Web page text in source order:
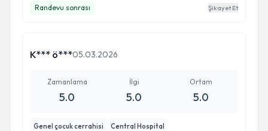
Randevu sonrası Şikayet Et
K*** ö***05.03.2026
Zamanlama
5.0
İlgi
5.0
Ortam
5.0
Genel çocuk cerrahisi Central Hospital